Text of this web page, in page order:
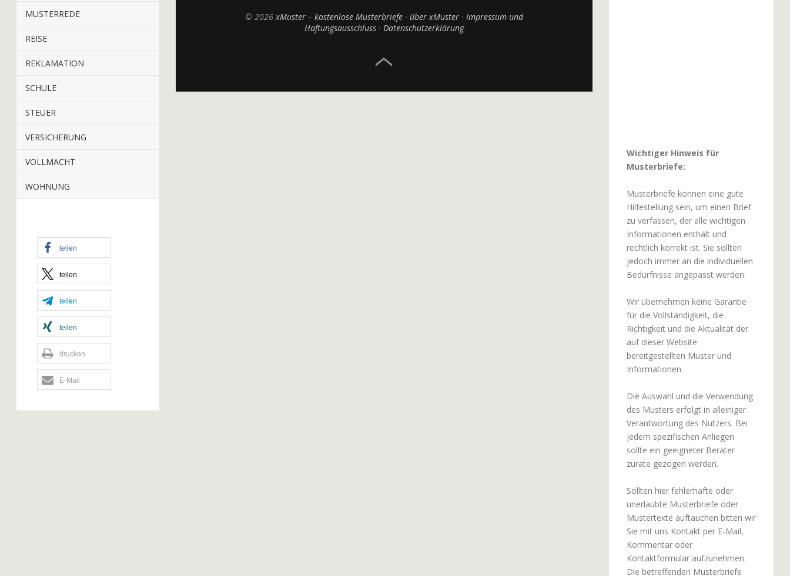
MUSTERREDE
REISE
REKLAMATION
SCHULE
STEUER
VERSICHERUNG
VOLLMACHT
WOHNUNG
teilen
teilen
teilen
teilen
drucken
E-Mail
© 2026xMuster – kostenlose Musterbriefe über xMuster
Impressum und
Haftungsausschluss
Datenschutzerklärung
Wichtiger Hinweis für
Musterbriefe:
Musterbriefe können eine gute
Hilfestellung sein, um einen Brief
zu verfassen, der alle wichtigen
Informationen enthält und
rechtlich korrekt ist. Sie sollten
jedoch immer an die individuellen
Bedürfnisse angepasst werden.
Wir übernehmen keine Garantie
für die Vollständigkeit, die
Richtigkeit und die Aktualität der
auf dieser Website
bereitgestellten Muster und
Informationen.
Die Auswahl und die Verwendung
des Musters erfolgt in alleiniger
Verantwortung des Nutzers. Bei
jedem spezifischen Anliegen
sollte ein geeigneter Berater
zurate gezogen werden.
Sollten hier fehlerhafte oder
unerlaubte Musterbriefe oder
Mustertexte auftauchen bitten wir
Sie mit uns Kontakt per E-Mail,
Kommentar oder
Kontaktformular aufzunehmen.
Die betreffenden Musterbriefe